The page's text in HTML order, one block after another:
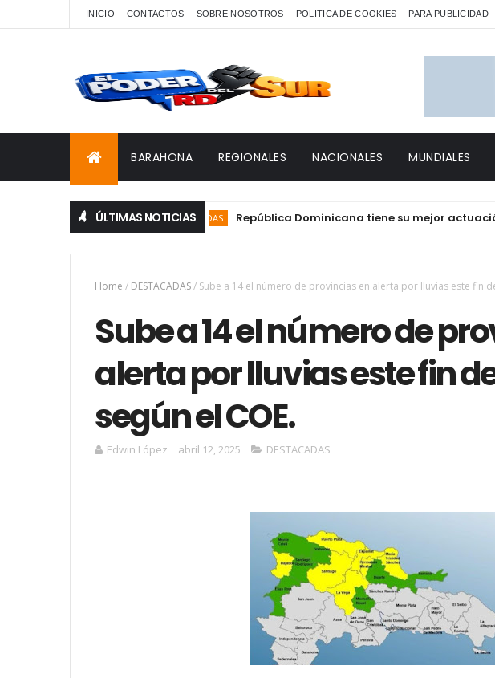
INICIO CONTACTOS SOBRE NOSOTROS POLITICA DE COOKIES PARA PUBLICIDAD
BARAHONA REGIONALES NACIONALES MUNDIALES
ÚLTIMAS NOTICIAS
DESTACADAS República Dominicana tiene su mejor actuación en
Home / DESTACADAS/ Sube a 14 el número de provincias en alerta por lluvias este fin
Sube a 14 el número de
alerta por lluvias este fin
según el COE.
Edwin López abril 12, 2025 DESTACADAS